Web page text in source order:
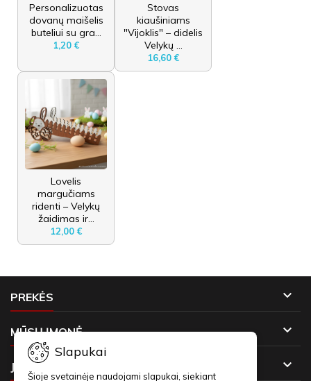
Personalizuotas
dovanų maišelis
buteliui su gra...
1,20 €
Stovas
kiaušiniams
"Vijoklis" – didelis
Velykų ...
16,60 €
Lovelis
margučiams
ridenti – Velykų
žaidimas ir...
12,00 €
PREKĖS 
MŪSŲ ĮMONĖ 
JŪSŲ PASKYRA 
Slapukai
Šioje svetainėje naudojami slapukai, siekiant